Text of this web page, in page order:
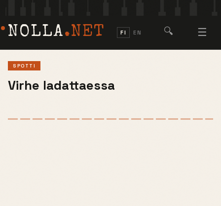
NOLLA.NET FI EN 🔍 ☰
SPOTTI
Virhe ladattaessa